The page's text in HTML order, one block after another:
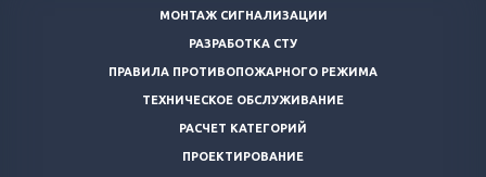
МОНТАЖ СИГНАЛИЗАЦИИ
РАЗРАБОТКА СТУ
ПРАВИЛА ПРОТИВОПОЖАРНОГО РЕЖИМА
ТЕХНИЧЕСКОЕ ОБСЛУЖИВАНИЕ
РАСЧЕТ КАТЕГОРИЙ
ПРОЕКТИРОВАНИЕ